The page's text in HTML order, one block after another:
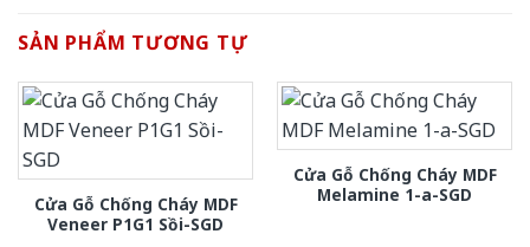
SẢN PHẨM TƯƠNG TỰ
Cửa Gỗ Chống Cháy MDF
Veneer P1G1 Sồi-SGD
Cửa Gỗ Chống Cháy MDF
Melamine 1-a-SGD